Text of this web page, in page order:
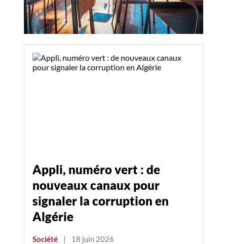
Appli, numéro vert : de
nouveaux canaux pour
signaler la corruption en
Algérie
Société | 18 juin 2026